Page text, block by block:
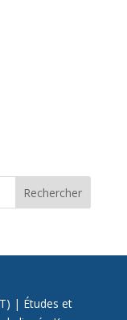
Rechercher
| Études et